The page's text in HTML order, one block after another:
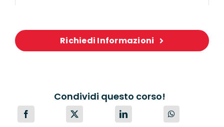
Richiedi Informazioni
Condividi questo corso!